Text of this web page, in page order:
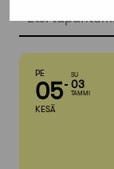
PE
05
KESÄ
SU
03
TAMMI